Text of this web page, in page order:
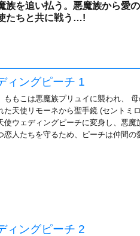
族を追い払う。悪魔族から愛
たちと共に戦う…!
ィングピーチ 1
ももこは悪魔族プリュイに襲われ、
た天使リモーネから聖手鏡 (セントミ
使ウェディングピーチに変身し、悪
恋人たちを守るため、ピーチは仲間
ィングピーチ 2